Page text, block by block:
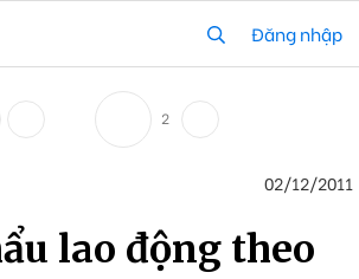
Đăng nhập
2
02/12/2011
lao động theo